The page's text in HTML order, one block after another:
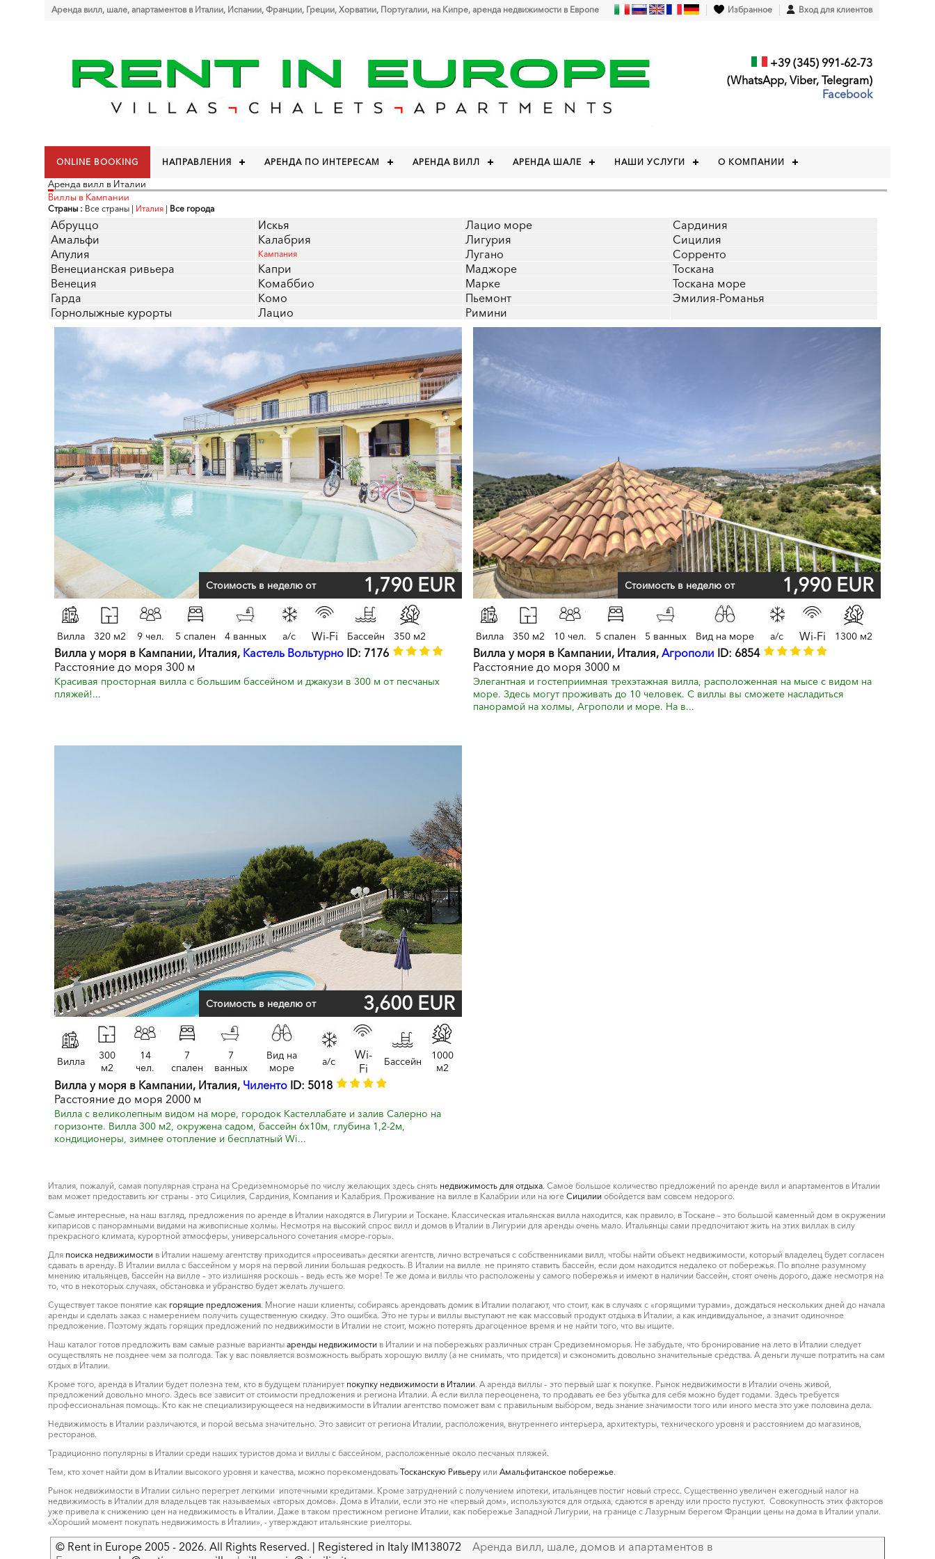
Аренда вилл, шале, апартаментов в Италии, Испании, Франции, Греции, Хорватии, Португалии, на Кипре, аренда недвижимости в Европе Избранное Вход для клиентов
+39 (345) 991-62-73
(WhatsApp, Viber, Telegram)
Facebook
ONLINE BOOKING НАПРАВЛЕНИЯ АРЕНДА ПО ИНТЕРЕСАМ АРЕНДА ВИЛЛ АРЕНДА ШАЛЕ НАШИ УСЛУГИ О КОМПАНИИ
Аренда вилл в Италии
Виллы в Кампании
Страны : Все страны | Италия | Все города
Абруццо Искья Лацио море
Сардиния
Амальфи
Калабрия Лигурия
Сицилия
Апулия
Кампания Лугано
Сорренто
Венецианская ривьера
Капри Маджоре
Тоскана
Венеция
Комаббио Марке
Тоскана море
Гарда
Комо Пьемонт
Эмилия-Романья
Горнолыжные курорты
Лацио Римини
Стоимость в неделю от 1,790 EUR
Вилла 320 м2 9 чел. 5 спален 4 ванных a/c Wi-Fi Бассейн 350 м2
Вилла у моря в Кампании, Италия, Кастель Вольтурно ID: 7176
Расстояние до моря 300 м
Красивая просторная вилла с большим бассейном и джакузи в 300 м от песчаных
пляжей!...
Стоимость в неделю от 1,990 EUR
Вилла 350 м2 10 чел. 5 спален 5 ванных Вид на море a/c Wi-Fi 1300 м2
Вилла у моря в Кампании, Италия, Агрополи ID: 6854
Расстояние до моря 3000 м
Элегантная и гостеприимная трехэтажная вилла, расположенная на мысе с видом на
море. Здесь могут проживать до 10 человек. С виллы вы сможете насладиться
панорамой на холмы, Агрополи и море. На в...
Стоимость в неделю от 3,600 EUR
Вилла
300
м2
14
чел.
7
спален
7
ванных
Вид на
море
a/c
Wi-
Fi
Бассейн
1000
м2
Вилла у моря в Кампании, Италия, Чиленто ID: 5018
Расстояние до моря 2000 м
Вилла с великолепным видом на море, городок Кастеллабате и залив Салерно на
горизонте. Вилла 300 м2, окружена садом, бассейн 6х10м, глубина 1,2-2м,
кондиционеры, зимнее отопление и бесплатный Wi...
Италия, пожалуй, самая популярная страна на Средиземноморье по числу желающих здесь снять недвижимость для отдыха. Самое большое количество предложений по аренде вилл и апартаментов в Италии
вам может предоставить юг страны - это Сицилия, Сардиния, Компания и Калабрия. Проживание на вилле в Калабрии или на юге Сицилии обойдется вам совсем недорого.
Самые интересные, на наш взгляд, предложения по аренде в Италии находятся в Лигурии и Тоскане. Классическая итальянская вилла находится, как правило, в Тоскане – это большой каменный дом в окружении
кипарисов с панорамными видами на живописные холмы. Несмотря на высокий спрос вилл и домов в Италии в Лигурии для аренды очень мало. Итальянцы сами предпочитают жить на этих виллах в силу
прекрасного климата, курортной атмосферы, универсального сочетания «море-горы».
Для поиска недвижимости в Италии нашему агентству приходится «просеивать» десятки агентств, лично встречаться с собственниками вилл, чтобы найти объект недвижимости, который владелец будет согласен
сдавать в аренду. В Италии вилла с бассейном у моря на первой линии большая редкость. В Италии на вилле не принято ставить бассейн, если дом находится недалеко от побережья. По вполне разумному
мнению итальянцев, бассейн на вилле – это излишняя роскошь – ведь есть же море! Те же дома и виллы что расположены у самого побережья и имеют в наличии бассейн, стоят очень дорого, даже несмотря на
то, что в некоторых случаях, обстановка и убранство будет желать лучшего.
Существует такое понятие как горящие предложения. Многие наши клиенты, собираясь арендовать домик в Италии полагают, что стоит, как в случаях с «горящими турами», дождаться нескольких дней до начала
аренды и сделать заказ с намерением получить существенную скидку. Это ошибка. Это не туры и виллы выступают не как массовый продукт отдыха в Италии, а как индивидуальное, а значит одиночное
предложение. Поэтому ждать горящих предложений по недвижимости в Италии не стоит, можно потерять драгоценное время и не найти того, что вы ищите.
Наш каталог готов предложить вам самые разные варианты аренды недвижимости в Италии и на побережьях различных стран Средиземноморья. Не забудьте, что бронирование на лето в Италии следует
осуществлять не позднее чем за полгода. Так у вас появляется возможность выбрать хорошую виллу (а не снимать, что придется) и сэкономить довольно значительные средства. А деньги лучше потратить на сам
отдых в Италии.
Кроме того, аренда в Италии будет полезна тем, кто в будущем планирует покупку недвижимости в Италии. А аренда виллы – это первый шаг к покупке. Рынок недвижимости в Италии очень живой,
предложений довольно много. Здесь все зависит от стоимости предложения и региона Италии. А если вилла переоценена, то продавать ее без убытка для себя можно будет годами. Здесь требуется
профессиональная помощь. Кто как не специализирующееся на недвижимости в Италии агентство поможет вам с правильным выбором, ведь знание значимости того или иного места это уже половина дела.
Недвижимость в Италии различаются, и порой весьма значительно. Это зависит от региона Италии, расположения, внутреннего интерьера, архитектуры, технического уровня и расстоянием до магазинов,
ресторанов.
Традиционно популярны в Италии среди наших туристов дома и виллы с бассейном, расположенные около песчаных пляжей.
Тем, кто хочет найти дом в Италии высокого уровня и качества, можно порекомендовать Тосканскую Ривьеру или Амальфитанское побережье.
Рынок недвижимости в Италии сильно перегрет легкими ипотечными кредитами. Кроме затруднений с получением ипотеки, итальянцев постиг новый стресс. Существенно увеличен ежегодный налог на
недвижимость в Италии для владельцев так называемых «вторых домов». Дома в Италии, если это не «первый дом», используются для отдыха, сдаются в аренду или просто пустуют. Совокупность этих факторов
уже привела к снижению цен на недвижимость в Италии. Даже в таком престижном регионе Италии, как побережье Западной Лигурии, на границе с Лазурным берегом Франции цены на дома в Италии упали.
«Хороший момент покупать недвижимость в Италии», - утверждают итальянские риелторы.
© Rent in Europe 2005 - 2026. All Rights Reserved. | Registered in Italy IM138072 Аренда вилл, шале, домов и апартаментов в